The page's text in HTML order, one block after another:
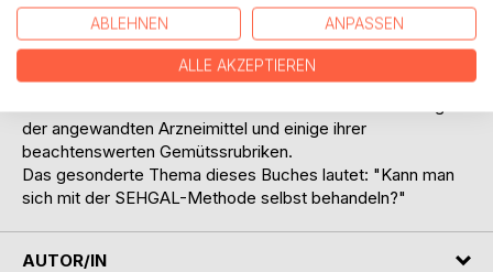
der SEHGAL- Methode gelöste Fälle. Diesmal zu den
Arzneimitteln Aconitum, Aurum, Belladonna, Bryonia,
Lycopodium, Nux vomica, Phosphoricum acidum,
Phosphorus, Pulsatilla, Rhus toxicodendron, Silicea, Sulphur
der angewandten Arzneimittel und einige ihrer
beachtenswerten Gemütssrubriken.
Das gesonderte Thema dieses Buches lautet: "Kann man
sich mit der SEHGAL-Methode selbst behandeln?"
AUTOR/IN
ABLEHNEN ANPASSEN
ALLE AKZEPTIEREN